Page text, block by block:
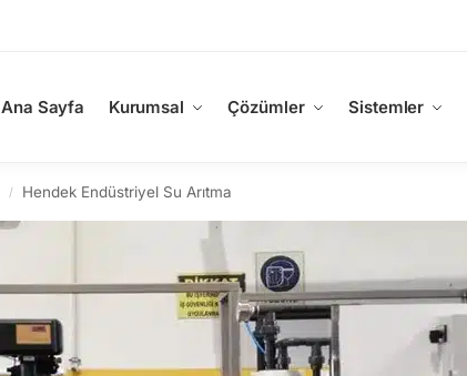
Ana Sayfa Kurumsal Çözümler Sistemler
/ Hendek Endüstriyel Su Arıtma